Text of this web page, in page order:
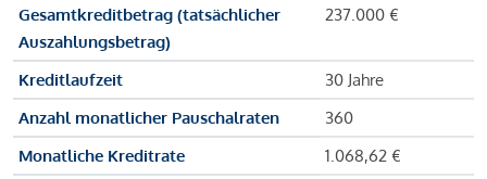
Gesamtkreditbetrag (tatsächlicher
Auszahlungsbetrag)
237.000 €
Kreditlaufzeit
30 Jahre
Anzahl monatlicher Pauschalraten
360
Monatliche Kreditrate
1.068,62 €